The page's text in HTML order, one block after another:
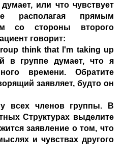
или что чувствует
располагая прямым
со стороны второго
говорит:
think that I'm taking up
в группе думает, что я
времени. Обратите
заявляет, будто он
у всех членов группы. В
Структурах выделите
заявление о том, что
и чувствах другого